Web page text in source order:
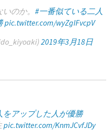
のか。 #一番似ている二人
pic.twitter.com/wyZgIFvcpV
2019年3月18日
アップした人が優勝
pic.twitter.com/KnmJCvfJDy